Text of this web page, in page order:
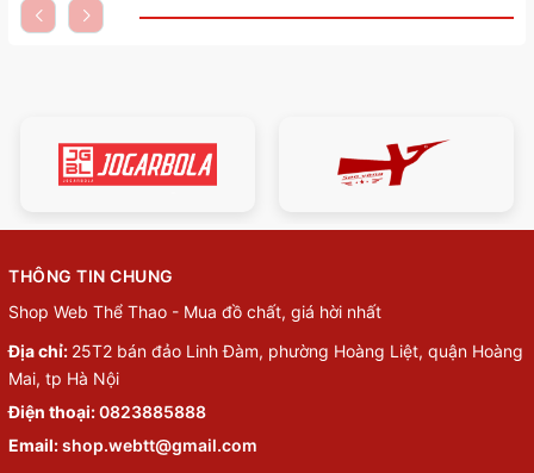
THÔNG TIN CHUNG
Shop Web Thể Thao - Mua đồ chất, giá hời nhất
Địa chỉ: 25T2 bán đảo Linh Đàm, phường Hoàng Liệt, quận Hoàng
Mai, tp Hà Nội
Điện thoại:0823885888
Email:shop.webtt@gmail.com